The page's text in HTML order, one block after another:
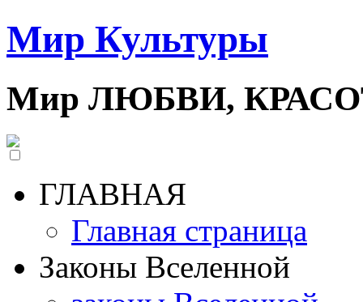
Мир Культуры
Мир ЛЮБВИ,
ГЛАВНАЯ
Главная страница
Законы Вселенной